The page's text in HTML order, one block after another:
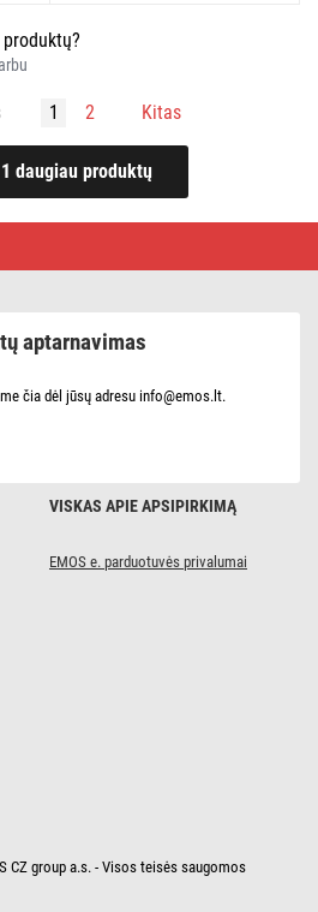
1 2 Kitas
VISKAS APIE APSIPIRKIMĄ
EMOS e. parduotuvės privalumai
aptarnavimas
čia dėl jūsų adresu info@emos.lt.
CZ group a.s. - Visos teisės saugomos